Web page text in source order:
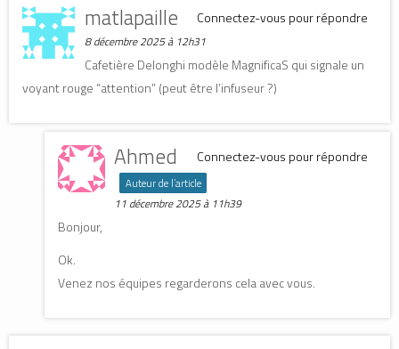
Connectez-vous pour répondre
matlapaille
8 décembre 2025 à 12h31
Cafetière Delonghi modèle MagnificaS qui signale un
voyant rouge “attention” (peut être l’infuseur ?)
Connectez-vous pour répondre
Ahmed
Auteur de l’article
11 décembre 2025 à 11h39
Bonjour,
Ok.
Venez nos équipes regarderons cela avec vous.